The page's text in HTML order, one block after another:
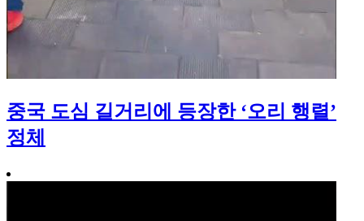
중국 도심 길거리에 등장한 ‘오리 행렬’
정체